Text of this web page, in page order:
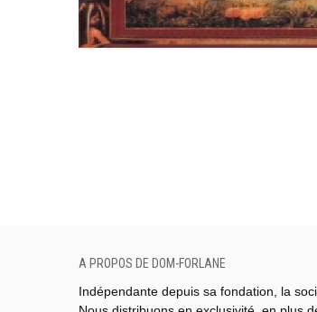
A PROPOS DE DOM-FORLANE
Indépendante depuis sa fondation, la